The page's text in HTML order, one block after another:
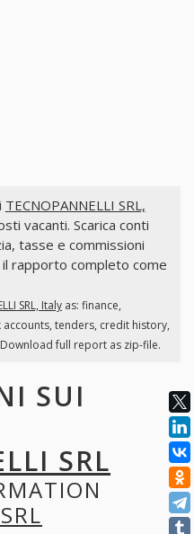
TECNOPANNELLI SRL,
vacanti. Scarica conti
tasse e commissioni
il rapporto completo come
SRL, Italyas: finance,
tenders, credit history,
Download full report as zip-file.
SUI
SRL